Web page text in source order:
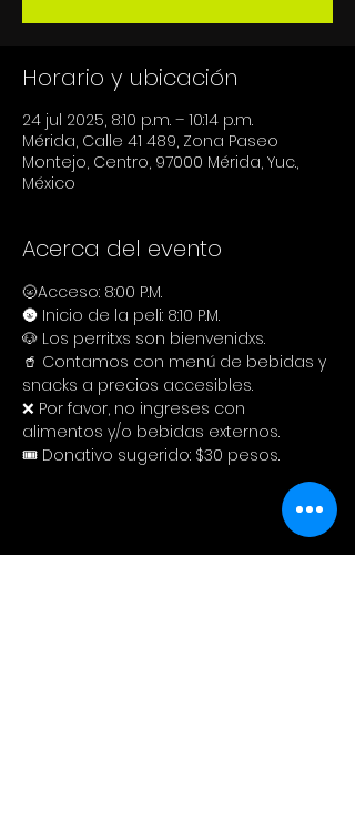
Horario y ubicación
24 jul 2025, 8:10 p.m. – 10:14 p.m.
Mérida, Calle 41 489, Zona Paseo
Montejo, Centro, 97000 Mérida, Yuc.,
México
Acerca del evento
🌝Acceso: 8:00 P.M.
🌚 Inicio de la peli: 8:10 P.M.
🐶 Los perritxs son bienvenidxs.
🥤 Contamos con menú de bebidas y
snacks a precios accesibles.
❌ Por favor, no ingreses con
alimentos y/o bebidas externos.
🎟️ Donativo sugerido: $30 pesos.